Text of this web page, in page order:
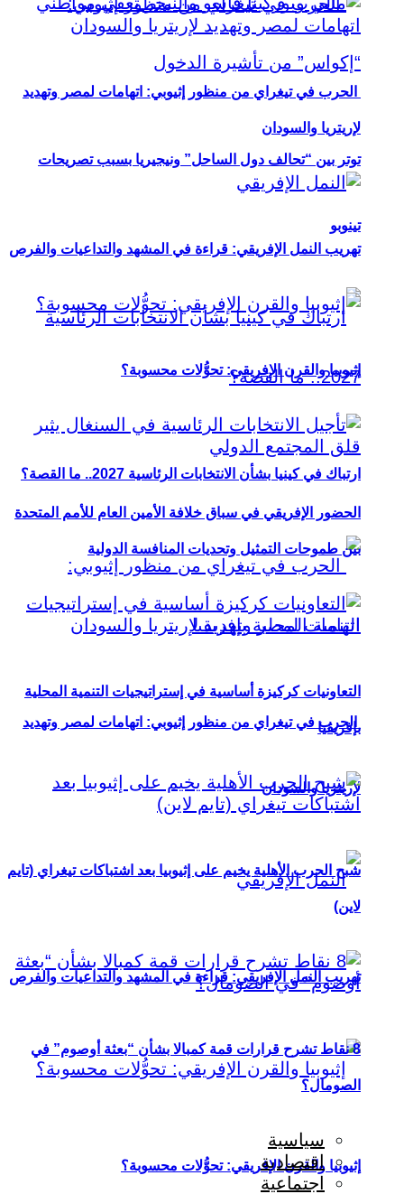
توتر بين “تحالف دول الساحل” ونيجيريا بسبب تصريحات
تينوبو
ارتباك في كينيا بشأن الانتخابات الرئاسية 2027.. ما القصة؟
الحرب في تيغراي من منظور إثيوبي: اتهامات لمصر وتهديد
لإريتريا والسودان
تهريب النمل الإفريقي: قراءة في المشهد والتداعيات والفرص
إثيوبيا والقرن الإفريقي: تحوُّلات محسوبة؟
الحرب في تيغراي من منظور إثيوبي: اتهامات لمصر وتهديد
لإريتريا والسودان
تهريب النمل الإفريقي: قراءة في المشهد والتداعيات والفرص
إثيوبيا والقرن الإفريقي: تحوُّلات محسوبة؟
الحضور الإفريقي في سباق خلافة الأمين العام للأمم المتحدة
بين طموحات التمثيل وتحديات المنافسة الدولية
التعاونيات كركيزة أساسية في إستراتيجيات التنمية المحلية
بإفريقيا
شبح الحرب الأهلية يخيم على إثيوبيا بعد اشتباكات تيغراي (تايم
لاين)
8 نقاط تشرح قرارات قمة كمبالا بشأن “بعثة أوصوم” في
الصومال؟
سياسية
اقتصادية
اجتماعية